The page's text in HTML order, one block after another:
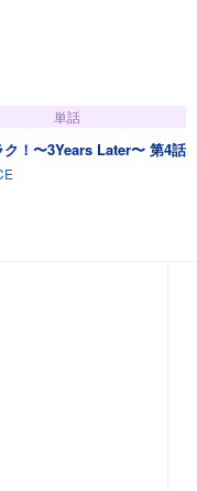
単話
ク！〜3Years Later〜 第4話